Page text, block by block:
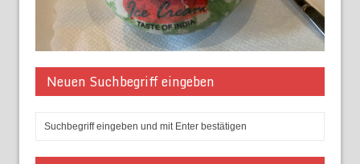
Neuen Suchbegriff eingeben